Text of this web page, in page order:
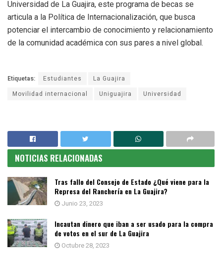
Universidad de La Guajira, este programa de becas se
articula a la Política de Internacionalización, que busca
potenciar el intercambio de conocimiento y relacionamiento
de la comunidad académica con sus pares a nivel global.
Etiquetas: Estudiantes
La Guajira
Movilidad internacional
Uniguajira Universidad
NOTICIAS RELACIONADAS
Tras fallo del Consejo de Estado ¿Qué viene para la
Represa del Ranchería en La Guajira?
Junio 23, 2023
Incautan dinero que iban a ser usado para la compra
de votos en el sur de La Guajira
Octubre 28, 2023